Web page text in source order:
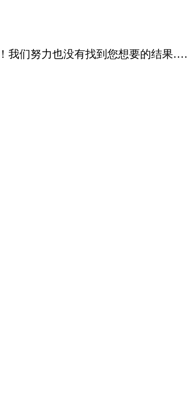
我们努力也没有找到您想要的结果